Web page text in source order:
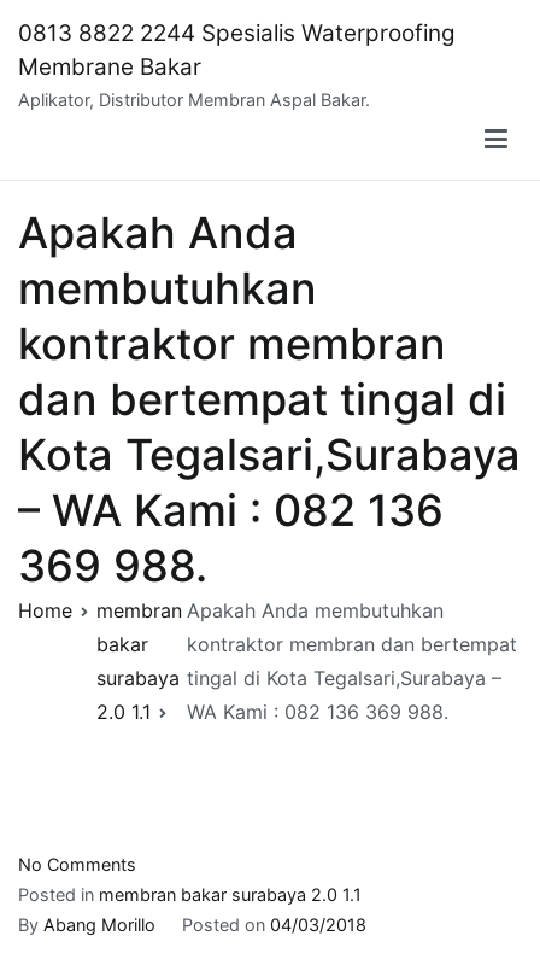
content
0813 8822 2244 Spesialis Waterproofing
Membrane Bakar
Aplikator, Distributor Membran Aspal Bakar.
Apakah Anda
membutuhkan
kontraktor membran
dan bertempat tingal di
Kota Tegalsari,Surabaya
– WA Kami : 082 136
369 988.
Home
membran
bakar
surabaya
2.0 1.1
Apakah Anda membutuhkan
kontraktor membran dan bertempat
tingal di Kota Tegalsari,Surabaya –
WA Kami : 082 136 369 988.
No Comments
Apakah
Anda
Posted in membran bakar surabaya 2.0 1.1
By Abang Morillo Posted on 04/03/2018